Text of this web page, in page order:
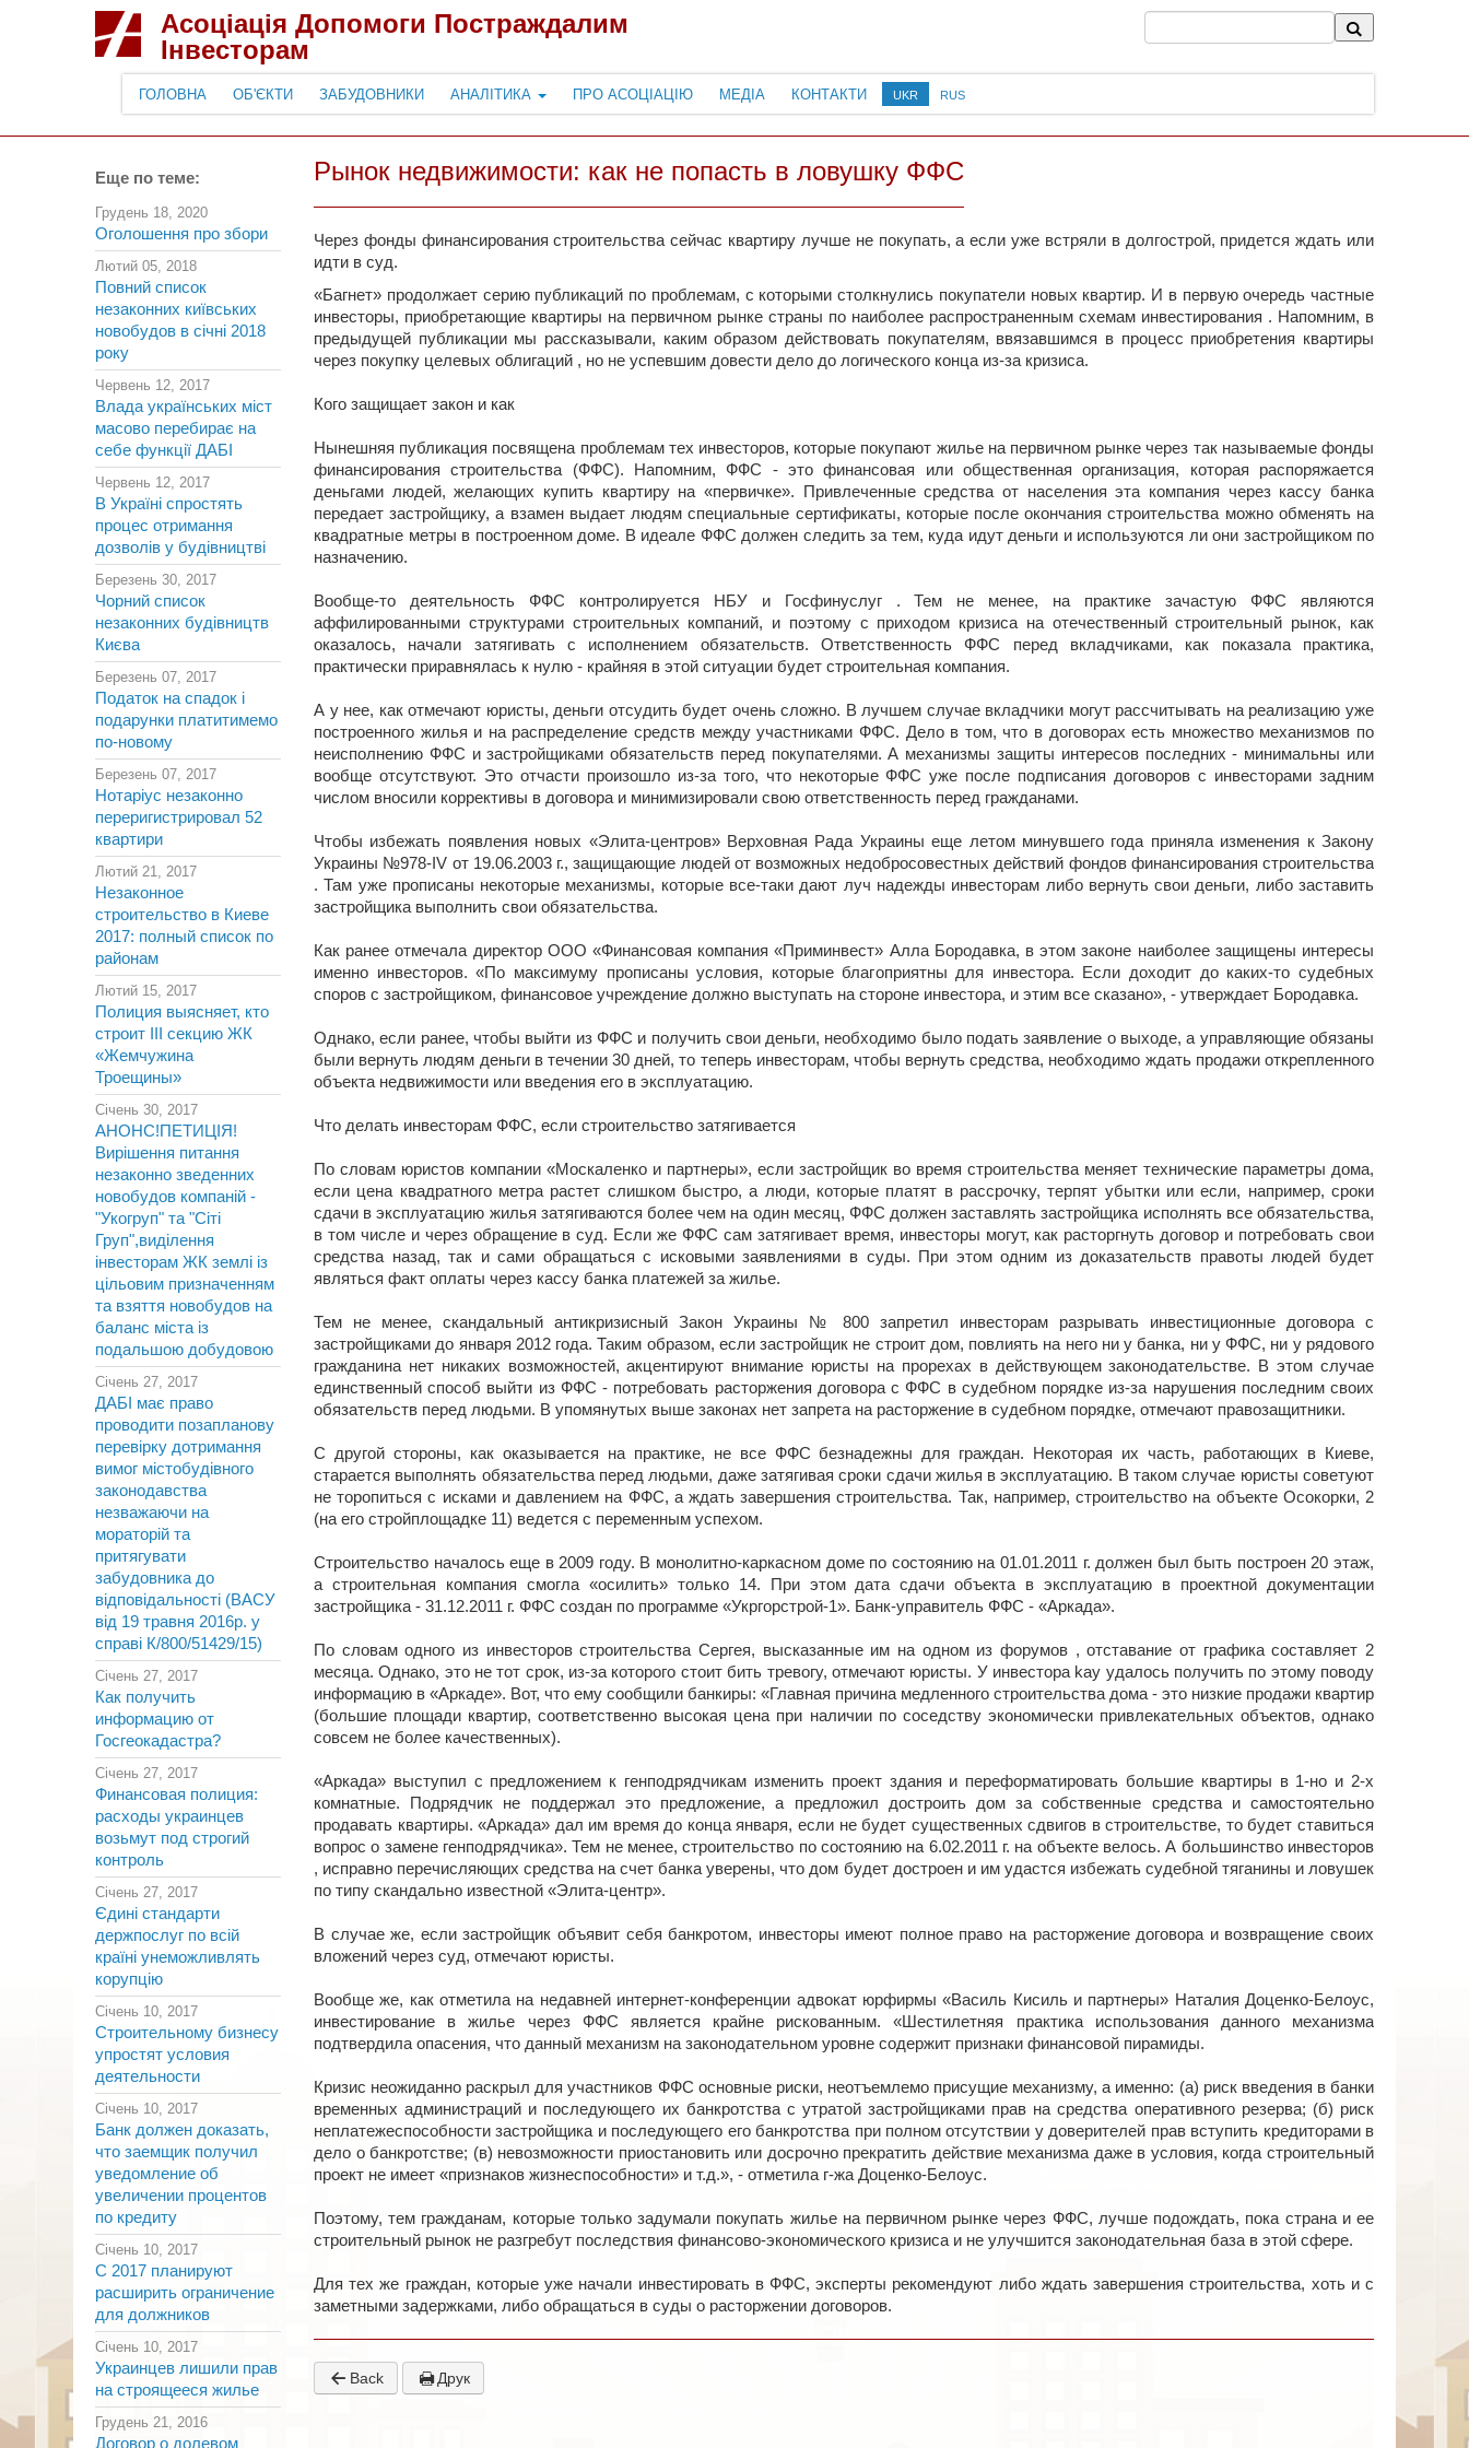
Асоціація Допомоги Постраждалим
Інвесторам
ГОЛОВНА ОБ'ЄКТИ ЗАБУДОВНИКИ АНАЛІТИКА ПРО АСОЦІАЦІЮ МЕДІА КОНТАКТИ UKR RUS
Еще по теме:
Грудень 18, 2020
Оголошення про збори
Лютий 05, 2018
Повний список
незаконних київських
новобудов в січні 2018
року
Червень 12, 2017
Влада українських міст
масово перебирає на
себе функції ДАБІ
Червень 12, 2017
В Україні спростять
процес отримання
дозволів у будівництві
Березень 30, 2017
Чорний список
незаконних будівництв
Києва
Березень 07, 2017
Податок на спадок і
подарунки платитимемо
по-новому
Березень 07, 2017
Нотаріус незаконно
переригистрировал 52
квартири
Лютий 21, 2017
Незаконное
строительство в Киеве
2017: полный список по
районам
Лютий 15, 2017
Полиция выясняет, кто
строит III секцию ЖК
«Жемчужина
Троещины»
Січень 30, 2017
АНОНС!ПЕТИЦІЯ!
Вирішення питання
незаконно зведенних
новобудов компаній -
"Укогруп" та "Сіті
Груп",виділення
інвесторам ЖК землі із
цільовим призначенням
та взяття новобудов на
баланс міста із
подальшою добудовою
Січень 27, 2017
ДАБІ має право
проводити позапланову
перевірку дотримання
вимог містобудівного
законодавства
незважаючи на
мораторій та
притягувати
забудовника до
відповідальності (ВАСУ
від 19 травня 2016р. у
справі К/800/51429/15)
Січень 27, 2017
Как получить
информацию от
Госгеокадастра?
Січень 27, 2017
Финансовая полиция:
расходы украинцев
возьмут под строгий
контроль
Січень 27, 2017
Єдині стандарти
держпослуг по всій
країні унеможливлять
корупцію
Січень 10, 2017
Строительному бизнесу
упростят условия
деятельности
Січень 10, 2017
Банк должен доказать,
что заемщик получил
уведомление об
увеличении процентов
по кредиту
Січень 10, 2017
С 2017 планируют
расширить ограничение
для должников
Січень 10, 2017
Украинцев лишили прав
на строящееся жилье
Грудень 21, 2016
Договор о долевом
Рынок недвижимости: как не попасть в ловушку ФФС
Через фонды финансирования строительства сейчас квартиру лучше не покупать, а если уже встряли в долгострой, придется ждать или
идти в суд.
«Багнет» продолжает серию публикаций по проблемам, с которыми столкнулись покупатели новых квартир. И в первую очередь частные
инвесторы, приобретающие квартиры на первичном рынке страны по наиболее распространенным схемам инвестирования . Напомним, в
предыдущей публикации мы рассказывали, каким образом действовать покупателям, ввязавшимся в процесс приобретения квартиры
через покупку целевых облигаций , но не успевшим довести дело до логического конца из-за кризиса.
Кого защищает закон и как
Нынешняя публикация посвящена проблемам тех инвесторов, которые покупают жилье на первичном рынке через так называемые фонды
финансирования строительства (ФФС). Напомним, ФФС - это финансовая или общественная организация, которая распоряжается
деньгами людей, желающих купить квартиру на «первичке». Привлеченные средства от населения эта компания через кассу банка
передает застройщику, а взамен выдает людям специальные сертификаты, которые после окончания строительства можно обменять на
квадратные метры в построенном доме. В идеале ФФС должен следить за тем, куда идут деньги и используются ли они застройщиком по
назначению.
Вообще-то деятельность ФФС контролируется НБУ и Госфинуслуг . Тем не менее, на практике зачастую ФФС являются
аффилированными структурами строительных компаний, и поэтому с приходом кризиса на отечественный строительный рынок, как
оказалось, начали затягивать с исполнением обязательств. Ответственность ФФС перед вкладчиками, как показала практика,
практически приравнялась к нулю - крайняя в этой ситуации будет строительная компания.
А у нее, как отмечают юристы, деньги отсудить будет очень сложно. В лучшем случае вкладчики могут рассчитывать на реализацию уже
построенного жилья и на распределение средств между участниками ФФС. Дело в том, что в договорах есть множество механизмов по
неисполнению ФФС и застройщиками обязательств перед покупателями. А механизмы защиты интересов последних - минимальны или
вообще отсутствуют. Это отчасти произошло из-за того, что некоторые ФФС уже после подписания договоров с инвесторами задним
числом вносили коррективы в договора и минимизировали свою ответственность перед гражданами.
Чтобы избежать появления новых «Элита-центров» Верховная Рада Украины еще летом минувшего года приняла изменения к Закону
Украины №978-IV от 19.06.2003 г., защищающие людей от возможных недобросовестных действий фондов финансирования строительства
. Там уже прописаны некоторые механизмы, которые все-таки дают луч надежды инвесторам либо вернуть свои деньги, либо заставить
застройщика выполнить свои обязательства.
Как ранее отмечала директор ООО «Финансовая компания «Приминвест» Алла Бородавка, в этом законе наиболее защищены интересы
именно инвесторов. «По максимуму прописаны условия, которые благоприятны для инвестора. Если доходит до каких-то судебных
споров с застройщиком, финансовое учреждение должно выступать на стороне инвестора, и этим все сказано», - утверждает Бородавка.
Однако, если ранее, чтобы выйти из ФФС и получить свои деньги, необходимо было подать заявление о выходе, а управляющие обязаны
были вернуть людям деньги в течении 30 дней, то теперь инвесторам, чтобы вернуть средства, необходимо ждать продажи открепленного
объекта недвижимости или введения его в эксплуатацию.
Что делать инвесторам ФФС, если строительство затягивается
По словам юристов компании «Москаленко и партнеры», если застройщик во время строительства меняет технические параметры дома,
если цена квадратного метра растет слишком быстро, а люди, которые платят в рассрочку, терпят убытки или если, например, сроки
сдачи в эксплуатацию жилья затягиваются более чем на один месяц, ФФС должен заставлять застройщика исполнять все обязательства,
в том числе и через обращение в суд. Если же ФФС сам затягивает время, инвесторы могут, как расторгнуть договор и потребовать свои
средства назад, так и сами обращаться с исковыми заявлениями в суды. При этом одним из доказательств правоты людей будет
являться факт оплаты через кассу банка платежей за жилье.
Тем не менее, скандальный антикризисный Закон Украины № 800 запретил инвесторам разрывать инвестиционные договора с
застройщиками до января 2012 года. Таким образом, если застройщик не строит дом, повлиять на него ни у банка, ни у ФФС, ни у рядового
гражданина нет никаких возможностей, акцентируют внимание юристы на прорехах в действующем законодательстве. В этом случае
единственный способ выйти из ФФС - потребовать расторжения договора с ФФС в судебном порядке из-за нарушения последним своих
обязательств перед людьми. В упомянутых выше законах нет запрета на расторжение в судебном порядке, отмечают правозащитники.
С другой стороны, как оказывается на практике, не все ФФС безнадежны для граждан. Некоторая их часть, работающих в Киеве,
старается выполнять обязательства перед людьми, даже затягивая сроки сдачи жилья в эксплуатацию. В таком случае юристы советуют
не торопиться с исками и давлением на ФФС, а ждать завершения строительства. Так, например, строительство на объекте Осокорки, 2
(на его стройплощадке 11) ведется с переменным успехом.
Строительство началось еще в 2009 году. В монолитно-каркасном доме по состоянию на 01.01.2011 г. должен был быть построен 20 этаж,
а строительная компания смогла «осилить» только 14. При этом дата сдачи объекта в эксплуатацию в проектной документации
застройщика - 31.12.2011 г. ФФС создан по программе «Укргорстрой-1». Банк-управитель ФФС - «Аркада».
По словам одного из инвесторов строительства Сергея, высказанные им на одном из форумов , отставание от графика составляет 2
месяца. Однако, это не тот срок, из-за которого стоит бить тревогу, отмечают юристы. У инвестора kay удалось получить по этому поводу
информацию в «Аркаде». Вот, что ему сообщили банкиры: «Главная причина медленного строительства дома - это низкие продажи квартир
(большие площади квартир, соответственно высокая цена при наличии по соседству экономически привлекательных объектов, однако
совсем не более качественных).
«Аркада» выступил с предложением к генподрядчикам изменить проект здания и переформатировать большие квартиры в 1-но и 2-х
комнатные. Подрядчик не поддержал это предложение, а предложил достроить дом за собственные средства и самостоятельно
продавать квартиры. «Аркада» дал им время до конца января, если не будет существенных сдвигов в строительстве, то будет ставиться
вопрос о замене генподрядчика». Тем не менее, строительство по состоянию на 6.02.2011 г. на объекте велось. А большинство инвесторов
, исправно перечисляющих средства на счет банка уверены, что дом будет достроен и им удастся избежать судебной тяганины и ловушек
по типу скандально известной «Элита-центр».
В случае же, если застройщик объявит себя банкротом, инвесторы имеют полное право на расторжение договора и возвращение своих
вложений через суд, отмечают юристы.
Вообще же, как отметила на недавней интернет-конференции адвокат юрфирмы «Василь Кисиль и партнеры» Наталия Доценко-Белоус,
инвестирование в жилье через ФФС является крайне рискованным. «Шестилетняя практика использования данного механизма
подтвердила опасения, что данный механизм на законодательном уровне содержит признаки финансовой пирамиды.
Кризис неожиданно раскрыл для участников ФФС основные риски, неотъемлемо присущие механизму, а именно: (а) риск введения в банки
временных администраций и последующего их банкротства с утратой застройщиками прав на средства оперативного резерва; (б) риск
неплатежеспособности застройщика и последующего его банкротства при полном отсутствии у доверителей прав вступить кредиторами в
дело о банкротстве; (в) невозможности приостановить или досрочно прекратить действие механизма даже в условия, когда строительный
проект не имеет «признаков жизнеспособности» и т.д.», - отметила г-жа Доценко-Белоус.
Поэтому, тем гражданам, которые только задумали покупать жилье на первичном рынке через ФФС, лучше подождать, пока страна и ее
строительный рынок не разгребут последствия финансово-экономического кризиса и не улучшится законодательная база в этой сфере.
Для тех же граждан, которые уже начали инвестировать в ФФС, эксперты рекомендуют либо ждать завершения строительства, хоть и с
заметными задержками, либо обращаться в суды о расторжении договоров.
Back Друк